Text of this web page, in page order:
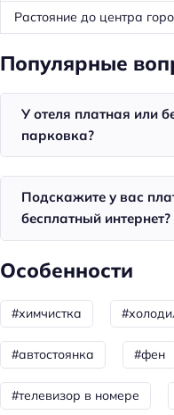
Кафе
Общая информация
Обязательный
Размер депозита:
Способ оплаты:
Парковка
Бесплатная
Парковка
Главное
Wi-fi
Парковка
Кондиционер в номере
Растояние до центра
Популярные
У отеля платная или
парковка?
Подскажите у вас
бесплатный интернет?
Особенности
#химчистка
#автостоянка #фен
#телевизор в номере